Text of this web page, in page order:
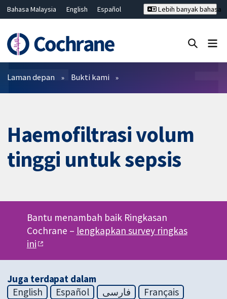
Bahasa Malaysia English
Español
Hrvatski
Deutsch ไทย
繁體中文
简体中文
Lebih banyak bahasa
Penapis
Laman depan Bukti kami
Haemofiltrasi volum
tinggi untuk sepsis
Bantu menambah baik Ringkasan
Cochrane – lengkapkan survey ringkas
ini
Juga terdapat dalam
English
Español فارسی
Français